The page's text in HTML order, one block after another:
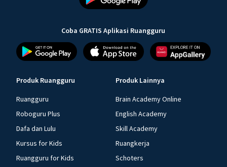
Coba GRATIS Aplikasi Ruangguru
Produk Ruangguru
Ruangguru
Roboguru Plus
Dafa dan Lulu
Kursus for Kids
Ruangguru for Kids
Produk Lainnya
Brain Academy Online
English Academy
Skill Academy
Ruangkerja
Schoters